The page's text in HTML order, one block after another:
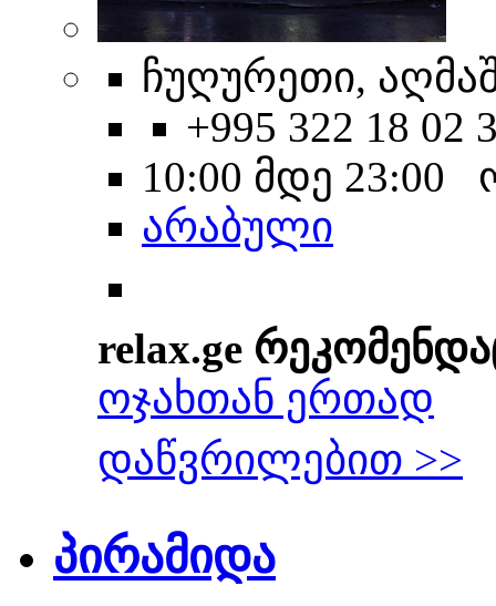
ჩუღურეთი,
+995 322 18 02
10:00 მდე 23:00
არაბული
relax.ge
ოჯახთან ერთად
დაწვრილებით >>
პირამიდა